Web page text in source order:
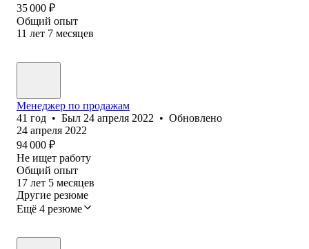
35 000 ₽
Общий опыт
11 лет 7 месяцев
Менеджер по продажам
41 год • Был 24 апреля 2022 • Обновлено
24 апреля 2022
94 000 ₽
Не ищет работу
Общий опыт
17 лет 5 месяцев
Другие резюме
Ещё 4 резюме